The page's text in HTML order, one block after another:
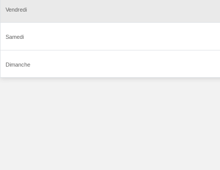
Vendredi
Samedi
Dimanche